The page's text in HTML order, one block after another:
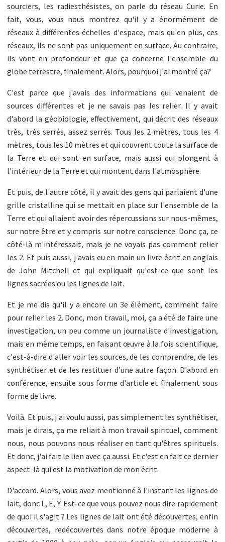
sourciers, les radiesthésistes, on parle du réseau Curie. En
fait, vous, vous nous montrez qu'il y a énormément de
réseaux à différentes échelles d'espace, mais qu'en plus, ces
réseaux, ils ne sont pas uniquement en surface. Au contraire,
ils vont en profondeur et que ça concerne l'ensemble du
globe terrestre, finalement. Alors, pourquoi j'ai montré ça?
C'est parce que j'avais des informations qui venaient de
sources différentes et je ne savais pas les relier. Il y avait
d'abord la géobiologie, effectivement, qui décrit des réseaux
très, très serrés, assez serrés. Tous les 2 mètres, tous les 4
mètres, tous les 10 mètres et qui couvrent toute la surface de
la Terre et qui sont en surface, mais aussi qui plongent à
l'intérieur de la Terre et qui montent dans l'atmosphère.
Et puis, de l'autre côté, il y avait des gens qui parlaient d'une
grille cristalline qui se mettait en place sur l'ensemble de la
Terre et qui allaient avoir des répercussions sur nous-mêmes,
sur notre être et y compris sur notre conscience. Donc ça, ce
côté-là m'intéressait, mais je ne voyais pas comment relier
les 2. Et puis aussi, j'avais eu en main un livre écrit en anglais
de John Mitchell et qui expliquait qu'est-ce que sont les
lignes sacrées ou les lignes de lait.
Et je me dis qu'il y a encore un 3e élément, comment faire
pour relier les 2. Donc, mon travail, moi, ça a été de faire une
investigation, un peu comme un journaliste d'investigation,
mais en même temps, en faisant œuvre à la fois scientifique,
c'est-à-dire d'aller voir les sources, de les comprendre, de les
synthétiser et de les restituer d'une autre façon. D'abord en
conférence, ensuite sous forme d'article et finalement sous
forme de livre.
Voilà. Et puis, j'ai voulu aussi, pas simplement les synthétiser,
mais je dirais, ça me reliait à mon travail spirituel, comment
nous, nous pouvons nous réaliser en tant qu'êtres spirituels.
Et donc, j'ai fait le lien avec ça aussi. Et c'est en fait ce dernier
aspect-là qui est la motivation de mon écrit.
D'accord. Alors, vous avez mentionné à l'instant les lignes de
lait, donc L, E, Y. Est-ce que vous pouvez nous dire rapidement
de quoi il s'agit ? Les lignes de lait ont été découvertes, enfin
découvertes, redécouvertes dans notre époque moderne à